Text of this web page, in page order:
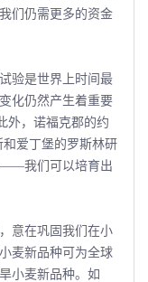
们仍需更多的资金
验是世界上时间最
化仍然产生着重要
外，诺福克郡的约
爱丁堡的罗斯林研
――我们可以培育出
意在巩固我们在小
麦新品种可为全球
小麦新品种。如